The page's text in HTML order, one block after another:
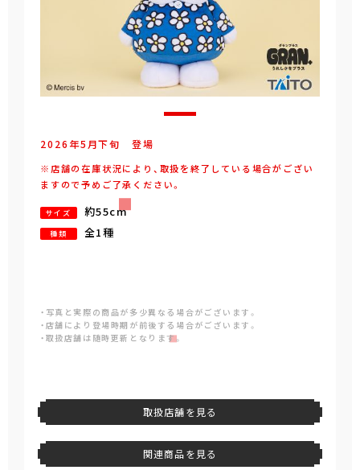
2026年5 月下旬 登場
※店舗の在庫状況により、取扱を終了している場合がござい
ますので予めご了承ください。
サイズ 約55cm
種類 全1種
・写真と実際の商品が多少異なる場合がございます。
・店舗により登場時期が前後する場合がございます。
・取扱店舗は随時更新となります。
取扱店舗を見る
関連商品を見る